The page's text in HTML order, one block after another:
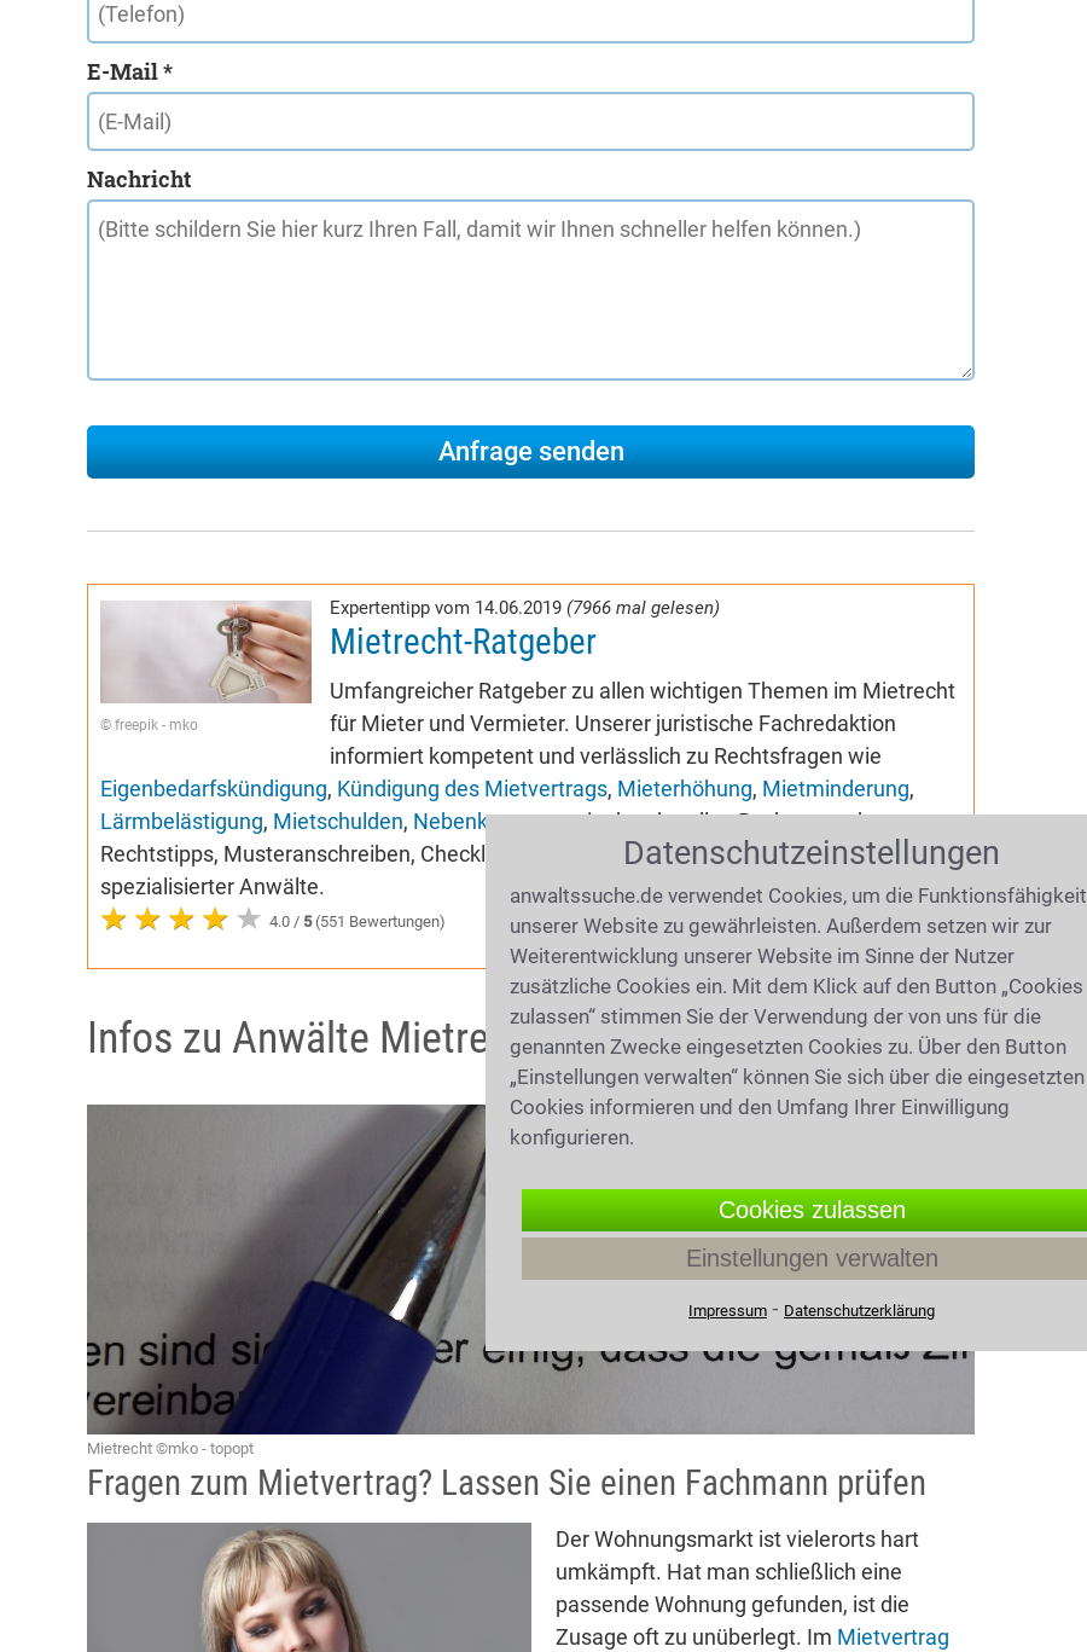
E-Mail *
Nachricht
© freepik - mko
Expertentipp vom 14.06.2019 (7966 mal gelesen)
Mietrecht-Ratgeber
Umfangreicher Ratgeber zu allen wichtigen Themen im Mietrecht
für Mieter und Vermieter. Unserer juristische Fachredaktion
informiert kompetent und verlässlich zu Rechtsfragen wie
Eigenbedarfskündigung, Kündigung des Mietvertrags, Mieterhöhung, Mietminderung,
Lärmbelästigung, Mietschulden, Nebenkostensowie der aktuellen Rechtssprechung.
Rechtstipps, Musteranschreiben, Checklisten, häufige Fragen und Tipps zur Beauftragung
spezialisierter Anwälte.
4.0 / 5(551 Bewertungen)
Infos zu Anwälte Mietrecht in Waake
Mietrecht ©mko - topopt
Fragen zum Mietvertrag? Lassen Sie einen Fachmann prüfen
Der Wohnungsmarkt ist vielerorts hart
umkämpft. Hat man schließlich eine
passende Wohnung gefunden, ist die
Zusage oft zu unüberlegt. Im Mietvertrag
Datenschutzeinstellungen
anwaltssuche.de verwendet Cookies, um die Funktionsfähigkeit
unserer Website zu gewährleisten. Außerdem setzen wir zur
Weiterentwicklung unserer Website im Sinne der Nutzer
zusätzliche Cookies ein. Mit dem Klick auf den Button „Cookies
zulassen“ stimmen Sie der Verwendung der von uns für die
genannten Zwecke eingesetzten Cookies zu. Über den Button
„Einstellungen verwalten“ können Sie sich über die eingesetzten
Cookies informieren und den Umfang Ihrer Einwilligung
konfigurieren.
Cookies zulassen
Einstellungen verwalten
Impressum ⁃ Datenschutzerklärung